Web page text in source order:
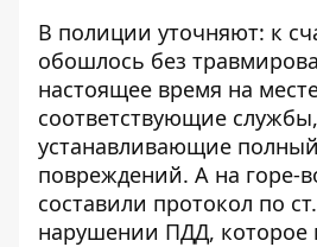
В полиции уточняют: к
обошлось без
настоящее время на
соответствующие службы,
устанавливающие
повреждений. А на горе-
составили протокол по
нарушении ПДД, которое